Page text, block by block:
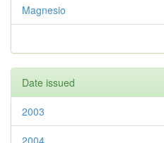
Magnesio
Date issued
2003
2004